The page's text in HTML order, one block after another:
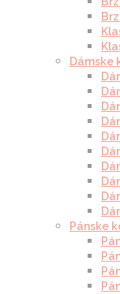
Dámske
Pánske